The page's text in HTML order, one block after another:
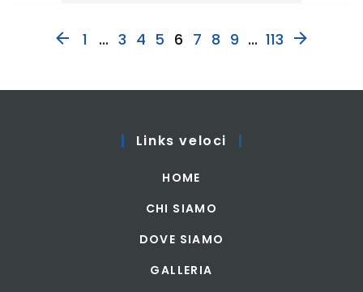
1 ... 3 4 5 6 7 8 9 ... 113
Links veloci
HOME
CHI SIAMO
DOVE SIAMO
GALLERIA